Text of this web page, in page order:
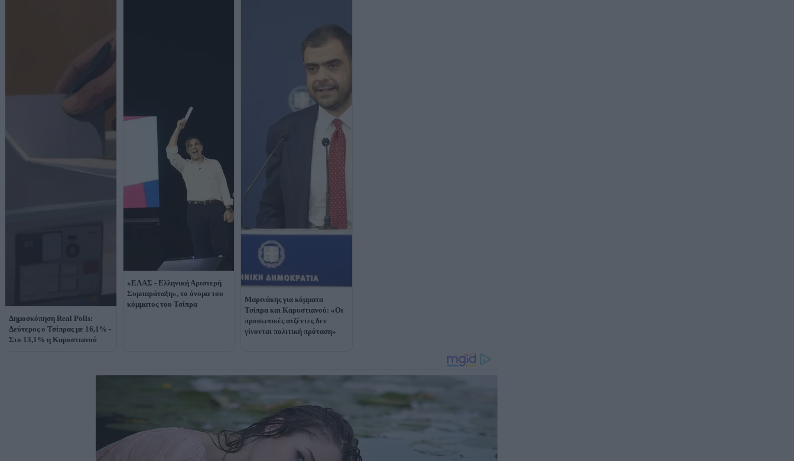
Δημοσκόπηση Real Polls:
Δεύτερος ο Τσίπρας με 16,1% -
Στο 13,1% η Καρυστιανού
«ΕΛΑΣ - Ελληνική Αριστερή
Συμπαράταξη», το όνομα του
κόμματος του Τσίπρα
Μαρινάκης για κόμματα
Τσίπρα και Καρυστιανού: «Οι
προσωπικές ατζέντες δεν
γίνονται πολιτική πρόταση»